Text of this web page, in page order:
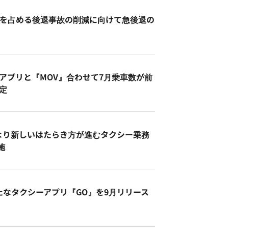
占める後退事故の削減に向けて急後退の
プリと『MOV』合わせて7月乗車数が前
新しいはたらき方が進むタクシー乗務
タクシーアプリ『GO』を9月リリース